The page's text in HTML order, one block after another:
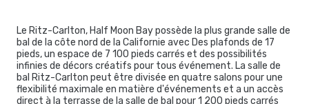
Le Ritz-Carlton, Half Moon Bay possède la plus grande salle de
bal de la côte nord de la Californie avec Des plafonds de 17
pieds, un espace de 7 100 pieds carrés et des possibilités
infinies de décors créatifs pour tous événement. La salle de
bal Ritz-Carlton peut être divisée en quatre salons pour une
flexibilité maximale en matière d'événements et a un accès
direct à la terrasse de la salle de bal pour 1 200 pieds carrés